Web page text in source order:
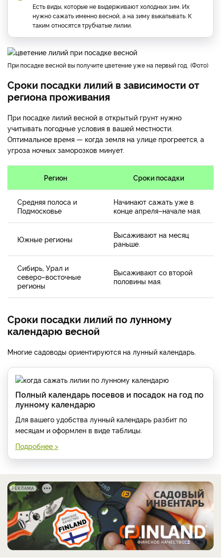
Есть виды, которые не выдерживают холодных зим. Их
нужно сажать именно весной, а на зиму выкапывать. К
таким относятся трубчатые лилии.
При посадке весной вы получите цветение уже на первый год. Фото
Сроки посадки лилий в зависимости от
региона проживания
При посадке лилий весной в открытый грунт нужно
учитывать погодные условия в вашей местности.
Оптимальное время — когда земля на улице прогреется, а
угроза ночных заморозков минует.
Регион Сроки посадки
Средняя полоса и
Подмосковье
Начинают сажать уже в
конце апреля–начале мая.
Южные регионы
Высаживают на месяц
раньше.
Сибирь, Урал и
северо–восточные
регионы
Высаживают со второй
половины мая.
Сроки посадки лилий по лунному
календарю весной
Многие садоводы ориентируются на лунный календарь.
Полный календарь посевов и посадок на год по
лунному календарю
Для вашего удобства лунный календарь разбит по
месяцам и оформлен в виде таблицы.
Подробнее >
РЕКЛАМА